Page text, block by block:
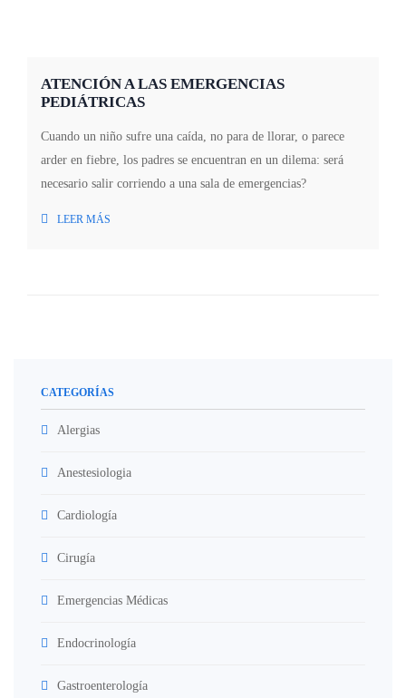
ATENCIÓN A LAS EMERGENCIAS
PEDIÁTRICAS
Cuando un niño sufre una caída, no para de llorar, o parece
arder en fiebre, los padres se encuentran en un dilema: será
necesario salir corriendo a una sala de emergencias?
LEER MÁS
CATEGORÍAS
Alergias
Anestesiologia
Cardiología
Cirugía
Emergencias Médicas
Endocrinología
Gastroenterología